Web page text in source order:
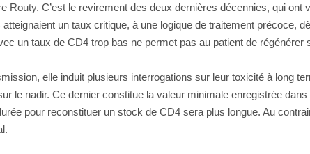
Routy. C’est le revirement des deux dernières décennies, qui
un taux critique, à une logique de traitement précoce,
un taux de CD4 trop bas ne permet pas au patient de régénérer
elle induit plusieurs interrogations sur leur toxicité à long
le nadir. Ce dernier constitue la valeur minimale enregistrée
pour reconstituer un stock de CD4 sera plus longue. Au